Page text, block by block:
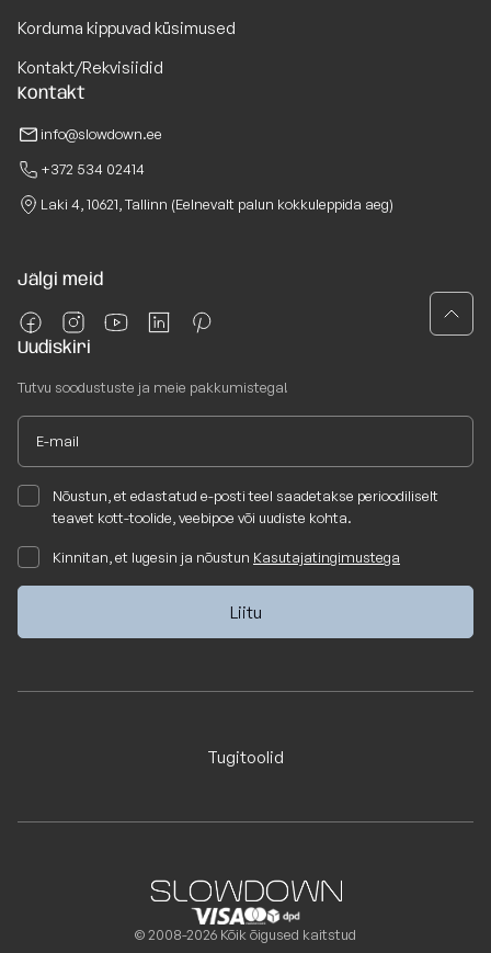
Korduma kippuvad küsimused
Kontakt/Rekvisiidid
Kontakt
info@slowdown.ee
+372 534 02414
Laki 4, 10621, Tallinn (Eelnevalt palun kokkuleppida aeg)
Jälgi meid
Uudiskiri
Tutvu soodustuste ja meie pakkumistega!
Nõustun, et edastatud e-posti teel saadetakse perioodiliselt
teavet kott-toolide, veebipoe või uudiste kohta.
Kinnitan, et lugesin ja nõustun Kasutajatingimustega
Tugitoolid
© 2008-2026 Kõik õigused kaitstud